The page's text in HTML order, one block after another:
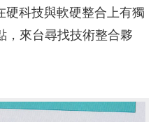
硬科技與軟硬整合上有獨
，來台尋找技術整合夥